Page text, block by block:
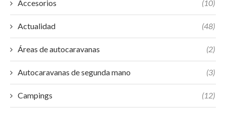
Accesorios (10)
Actualidad (48)
Áreas de autocaravanas (2)
Autocaravanas de segunda mano (3)
Campings (12)